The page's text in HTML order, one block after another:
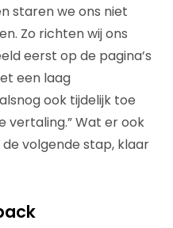
staren we ons niet
Zo richten wij ons
eerst op de pagina’s
een laag
ook tijdelijk toe
vertaling.” Wat er ook
volgende stap, klaar